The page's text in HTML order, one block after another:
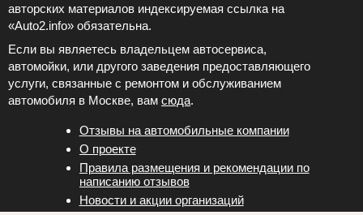
авторских материалов индексируемая ссылка на
«Auto2.info» обязательна.
Если вы являетесь владельцем автосервиса,
автомойки, или другого заведения предоставляющего
услуги, связанные с ремонтом и обслуживанием
автомобиля в Москве, вам сюда.
Отзывы на автомобильные компании
Новости и акции организаций